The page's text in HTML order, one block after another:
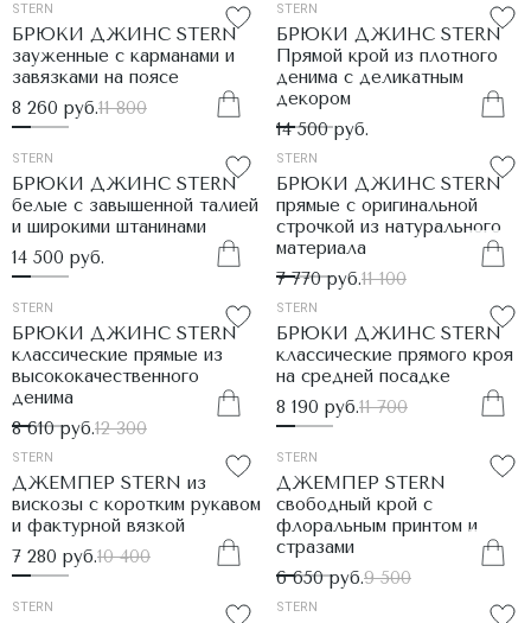
STERN
БРЮКИ ДЖИНС STERN
зауженные с карманами и
завязками на поясе
8 260 руб.11 800
STERN
БРЮКИ ДЖИНС STERN
Прямой крой из плотного
денима с деликатным
декором
14 500 руб.
STERN
БРЮКИ ДЖИНС STERN
белые с завышенной талией
и широкими штанинами
14 500 руб.
STERN
БРЮКИ ДЖИНС STERN
прямые с оригинальной
строчкой из натурального
материала
7 770 руб.11 100
STERN
БРЮКИ ДЖИНС STERN
классические прямые из
высококачественного
денима
8 610 руб.12 300
STERN
БРЮКИ ДЖИНС STERN
классические прямого кроя
на средней посадке
8 190 руб.11 700
STERN
ДЖЕМПЕР STERN из
вискозы с коротким рукавом
и фактурной вязкой
7 280 руб.10 400
STERN
ДЖЕМПЕР STERN
свободный крой с
флоральным принтом и
стразами
6 650 руб.9 500
STERN STERN